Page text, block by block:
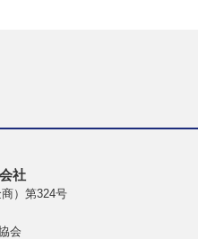
社
）第324号
会